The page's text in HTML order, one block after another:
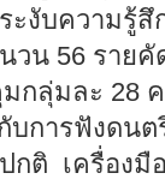
ะงับความรู้
น 56 รายคั
กลุ่มละ 28
การฟังดน
ติ เครื่องมื